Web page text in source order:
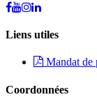
Liens utiles
Mandat de
Coordonnées